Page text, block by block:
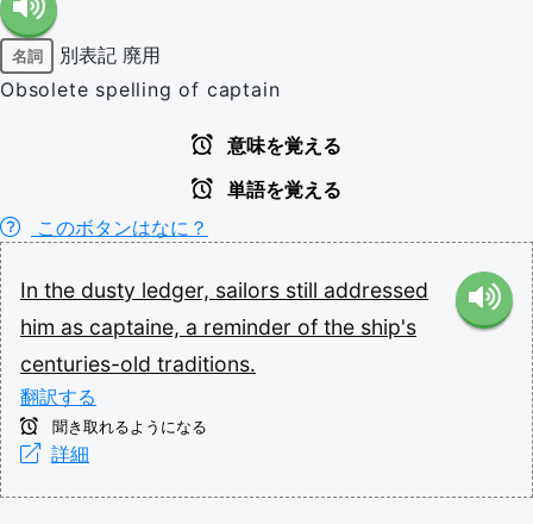
名詞 別表記 廃用
Obsolete spelling of captain
意味を覚える
単語を覚える
このボタンはなに？
In the dusty ledger, sailors still addressed
him as captaine, a reminder of the ship's
centuries-old traditions.
翻訳する
聞き取れるようになる
詳細